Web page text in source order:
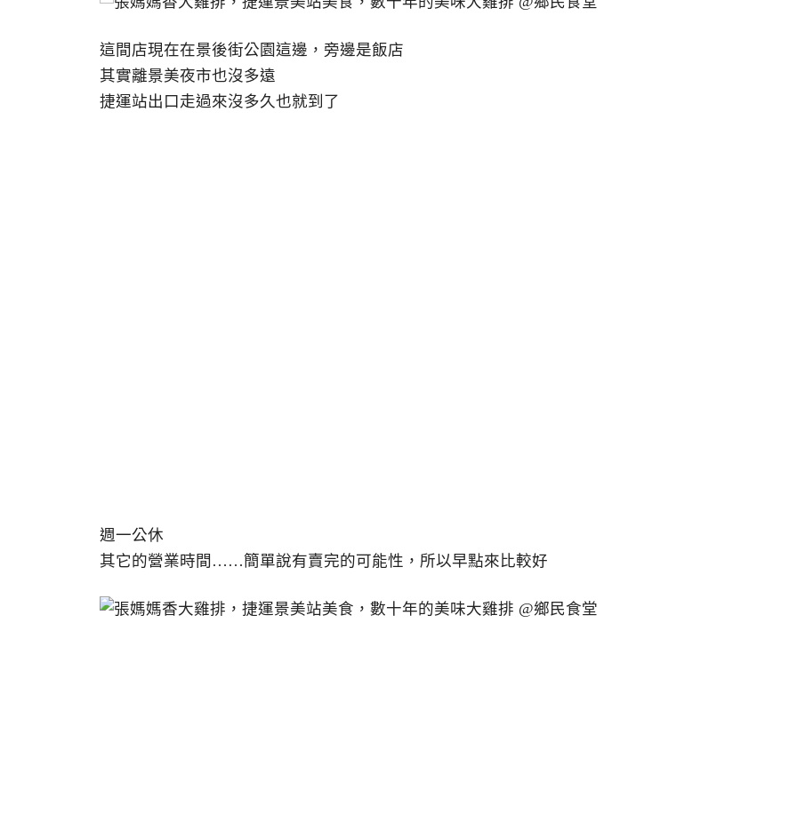
這間店現在在景後街公園這邊，旁邊是飯店
其實離景美夜市也沒多遠
捷運站出口走過來沒多久也就到了
週一公休
其它的營業時間……簡單說有賣完的可能性，所以早點來比較好